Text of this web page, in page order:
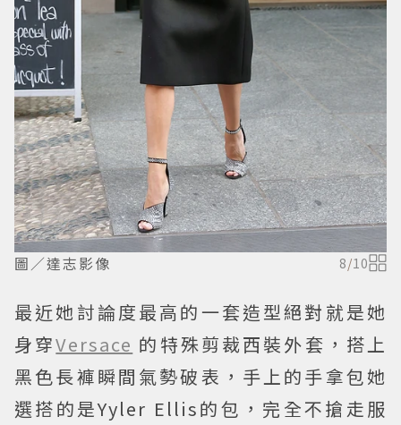
圖／達志影像 8/10
最近她討論度最高的一套造型絕對就是她
身穿Versace 的特殊剪裁西裝外套，搭上
黑色長褲瞬間氣勢破表，手上的手拿包她
選搭的是Yyler Ellis的包，完全不搶走服